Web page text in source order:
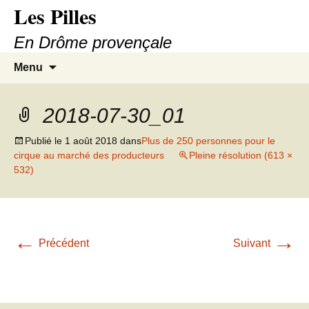
Les Pilles
En Drôme provençale
Menu
2018-07-30_01
Publié le 1 août 2018 dansPlus de 250 personnes pour le
cirque au marché des producteurs
Pleine résolution (613 ×
532)
← Précédent Suivant →